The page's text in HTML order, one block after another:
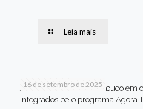
Leia mais
16 de setembro de 2025
Jaboatão lidera Pernambuco em
integrados pelo programa Agora